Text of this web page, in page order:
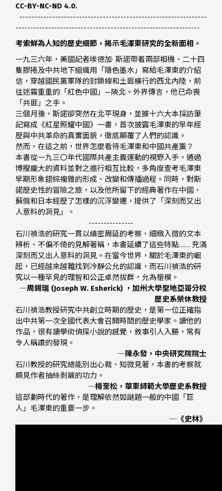
CC-BY-NC-ND 4.0.
---------------------------------------------------------------
--------------------------------------------------------------
考索鮮為人知的歷史細節，揭示毛澤東研究的全新面相。
一九三六年，美國記者埃德加· 斯諾帶着兩部相機、二十四
隻膠捲及中共地下組織用「隱色墨水」寫給毛澤東的介紹
信，穿越國民黨軍隊的封鎖線和土匪橫行的西北內陸，前
往迷霧重重的「紅色中國」—陝北。外界傳言，他已命喪
「共匪」之手。
三個月後，斯諾卻突然在北平現身，並據十六大本採訪筆
記寫成《紅星照耀中國》一書，首次披露毛澤東的早年經
歷與中共革命的真實面貌，徹底顛覆了人們的認識。
然而，在這之前，世界怎麼看待毛澤東和中國共產黨？
本書從一九三〇年代國際共產主義運動的視野入手，通過
博搜龐大的資料並對之進行相互比較，多角度查考毛澤東
早期形象錯綜複雜的形成、改變和傳播過程。同時，對斯
諾歷史性的冒險之旅，以及他所留下的經典著作在中國、
蘇俄和日本經歷了怎樣的沉浮變遷，提供了「深刻而又出
人意料的洞見」。
---------------
石川禎浩的研究一貫以縝密周延的考察、細緻入微的文本
辨析、不偏不倚的見解著稱，本書延續了這些特點…… 充滿
深刻而又出人意料的洞見。在當今世界，關於毛澤東的崛
起，已經越來越難找到冷靜公允的認識，而石川禎浩的研
究以一種罕見的理智和公正卓然拔群，允為楷模。
─周錫瑞 (Joseph W. Esherick) ，加州大學聖地亞哥分校
歷史系榮休教授
石川禎浩教授研究中共創立時期的歷史，是第一位正確指
出中共第一次全國代表大會召開時間的歷史學家。讀他的
作品，很有讀學術偵探小說的感覺，敘事引人入勝，常有
令人稱讚的發現。
─陳永發， 中央研究院院士
石川教授的研究總能別出心裁、知微見著，本書的考察就
頗見作者抽絲剝繭的功力。
─楊奎松， 華東師範大學歷史系教授
這部劃時代的著作，是理解依然如謎題一般的中國「巨
人」毛澤東的重要一步。
─《史林》